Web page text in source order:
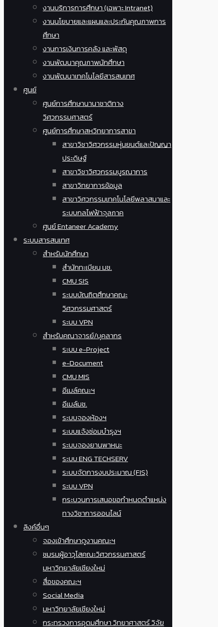
งานบริการการศึกษา (เฉพาะ Intranet)
งานนโยบายและแผนและประกันคุณภาพการ
ศึกษา
งานการเงินการคลัง และพัสดุ
งานพัฒนาคุณภาพนักศึกษา
งานพัฒนาเทคโนโลยีสารสนเทศ
ศูนย์
ศูนย์การศึกษานานาชาติทาง
วิศวกรรมศาสตร์
ศูนย์การศึกษาสหวิทยาการสาขา
สาขาวิชาวิศวกรรมหุ่นยนต์และปัญญา
ประดิษฐ์
สาขาวิชาวิศวกรรมบูรณาการ
สาขาวิทยาการข้อมูล
สาขาวิศวกรรมเทคโนโลยีพลาสมาและ
ระบบกลไฟฟ้าจุลภาค
ศูนย์ Entaneer Academy
ระบบสารสนเทศ
สำหรับนักศึกษา
สำนักทะเบียน มช.
CMU SIS
ระบบบัณฑิตศึกษาคณะ
วิศวกรรมศาสตร์
ระบบ VPN
สำหรับคณาจารย์/บุคลากร
ระบบ e-Project
e-Document
CMU MIS
อีเมล์คณะฯ
อีเมล์มช.
ระบบจองห้องฯ
ระบบแจ้งซ่อมบำรุงฯ
ระบบจองยานพาหนะ
ระบบ ENG TECHSERV
ระบบจัดการงบประมาณ (FIS)
ระบบ VPN
กระบวนการเสนอขอกำหนดตำแหน่ง
ทางวิชาการออนไลน์
ลิงค์อื่นๆ
จองเข้าศึกษาดูงานคณะฯ
ชมรมผู้อาวุโสคณะวิศวกรรมศาสตร์
มหาวิทยาลัยเชียงใหม่
สื่อของคณะฯ
Social Media
มหาวิทยาลัยเชียงใหม่
กระทรวงการอุดมศึกษา วิทยาศาสตร์ วิจัย